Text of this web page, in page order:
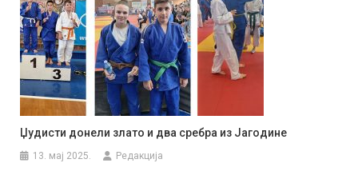
Џудисти донели злато и два сребра из Јагодине
13. мај 2025. Редакција